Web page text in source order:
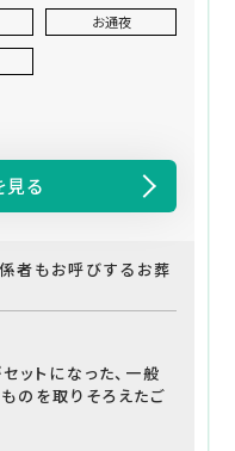
お通夜
る
者もお呼びするお葬
ットになった、一般
のを取りそろえたご